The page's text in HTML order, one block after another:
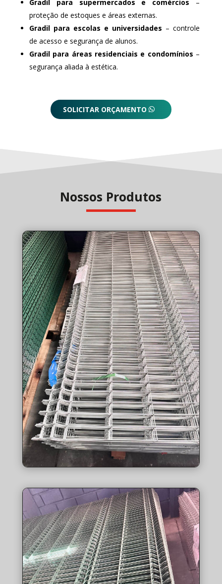
Gradil para supermercados e comércios –
proteção de estoques e áreas externas.
Gradil para escolas e universidades – controle
de acesso e segurança de alunos.
Gradil para áreas residenciais e condomínios –
segurança aliada à estética.
SOLICITAR ORÇAMENTO
Nossos Produtos